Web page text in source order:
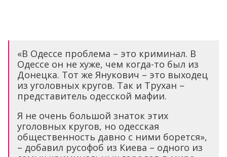
«В Одессе проблема – это криминал. В
Одессе он не хуже, чем когда-то был из
Донецка. Тот же Янукович – это выходец
из уголовных кругов. Так и Трухан –
представитель одесской мафии.
Я не очень большой знаток этих
уголовных кругов, но одесская
общественность давно с ними борется»,
– добавил русофоб из Киева – одного из